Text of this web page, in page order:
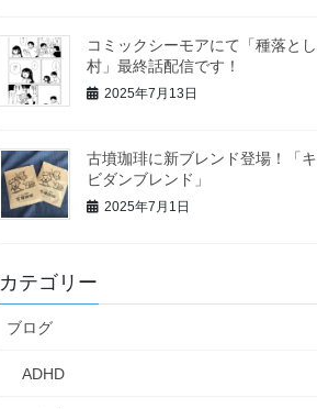
コミックシーモアにて「種落とし
村」最終話配信です！
2025年7月13日
古墳珈琲に新ブレンド登場！「キ
ビダンブレンド」
2025年7月1日
カテゴリー
ブログ
ADHD